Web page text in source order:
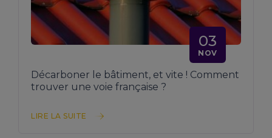
03
NOV
Décarboner le bâtiment, et vite ! Comment
trouver une voie française ?
LIRE LA SUITE